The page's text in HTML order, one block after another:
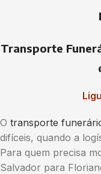
Transporte
O transporte
difíceis, quando a
Para quem precisa
Salvador para